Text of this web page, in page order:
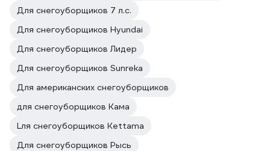
Для снегоуборщиков 7 л.с.
Для снегоуборщиков Hyundai
Для снегоуборщиков Лидер
Для снегоуборщиков Sunreka
Для американских снегоуборщиков
для снегоуборщиков Кама
Lля снегоуборщиков Kettama
Для снегоуборщиков Рысь